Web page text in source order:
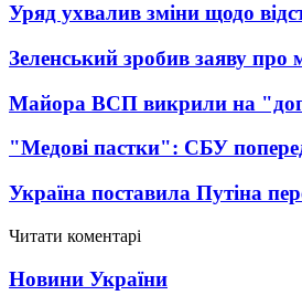
Уряд ухвалив зміни щодо
Зеленський зробив заяву про
Майора ВСП викрили на
"Медові пастки": СБУ
Україна поставила Путіна
Читати коментарі
Новини України